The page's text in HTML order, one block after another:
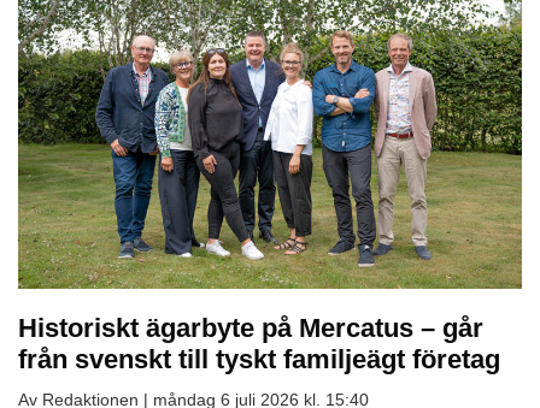
Historiskt ägarbyte på Mercatus – går
från svenskt till tyskt familjeägt företag
Av Redaktionen | måndag 6 juli 2026 kl. 15:40